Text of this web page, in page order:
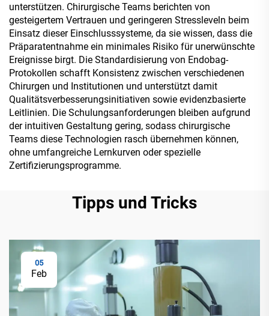
unterstützen. Chirurgische Teams berichten von
gesteigertem Vertrauen und geringeren Stressleveln beim
Einsatz dieser Einschlusssysteme, da sie wissen, dass die
Präparatentnahme ein minimales Risiko für unerwünschte
Ereignisse birgt. Die Standardisierung von Endobag-
Protokollen schafft Konsistenz zwischen verschiedenen
Chirurgen und Institutionen und unterstützt damit
Qualitätsverbesserungsinitiativen sowie evidenzbasierte
Leitlinien. Die Schulungsanforderungen bleiben aufgrund
der intuitiven Gestaltung gering, sodass chirurgische
Teams diese Technologien rasch übernehmen können,
ohne umfangreiche Lernkurven oder spezielle
Zertifizierungsprogramme.
Tipps und Tricks
05
Feb